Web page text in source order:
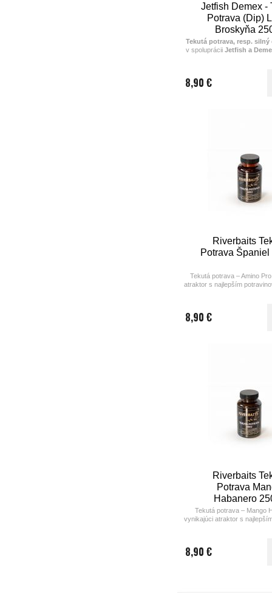
Jetfish Demex -
Potrava (Dip)
Broskyňa
Tekutá potrava, resp. silný
v spoluprácii Jetfish a
boli použité aj na výrobu
Keď si privoniate, tak Vám
prečo kapre túto tekutú
8,90 €
Riverbaits
Potrava Španiel
Tekutá potrava – Amino
atraktor s najlepším
8,90 €
Riverbaits
Potrava
Habanero
Tekutá potrava – Mango
vynikajúci atraktor s
8,90 €